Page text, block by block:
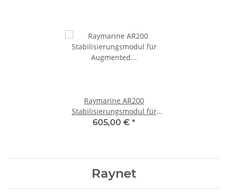
Raymarine AR200
Stabilisierungsmodul für
Augmented Reality und die
605,00 € *
Raynet